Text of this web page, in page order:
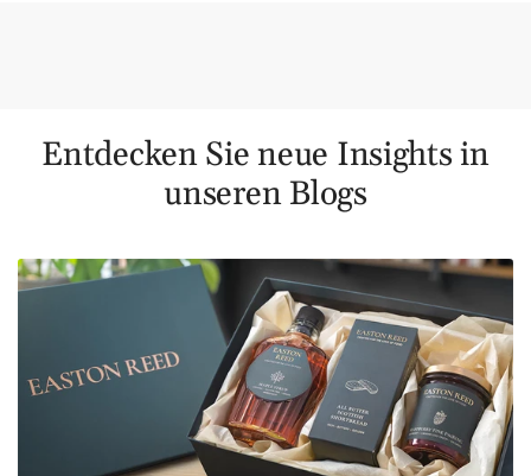
Entdecken Sie neue Insights in
unseren Blogs